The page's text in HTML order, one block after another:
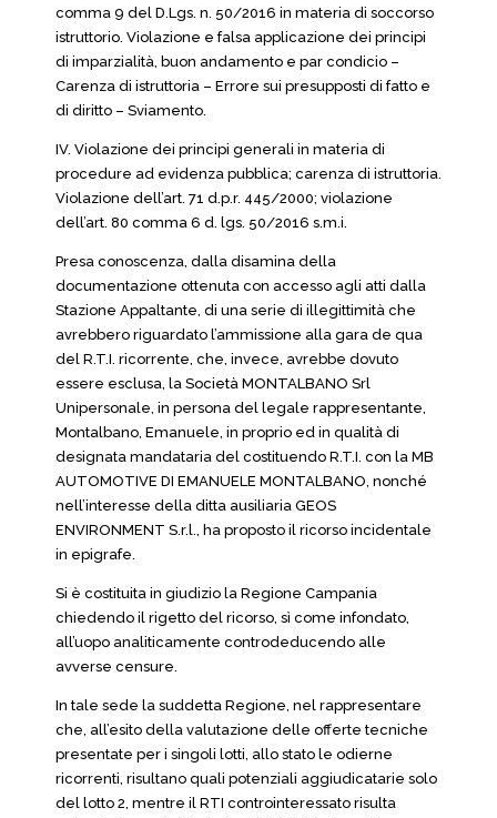
comma 9 del D.Lgs. n. 50/2016 in materia di soccorso
istruttorio. Violazione e falsa applicazione dei principi
di imparzialità, buon andamento e par condicio –
Carenza di istruttoria – Errore sui presupposti di fatto e
di diritto – Sviamento.
IV. Violazione dei principi generali in materia di
procedure ad evidenza pubblica; carenza di istruttoria.
Violazione dell’art. 71 d.p.r. 445/2000; violazione
dell’art. 80 comma 6 d. lgs. 50/2016 s.m.i.
Presa conoscenza, dalla disamina della
documentazione ottenuta con accesso agli atti dalla
Stazione Appaltante, di una serie di illegittimità che
avrebbero riguardato l’ammissione alla gara de qua
del R.T.I. ricorrente, che, invece, avrebbe dovuto
essere esclusa, la Società MONTALBANO Srl
Unipersonale, in persona del legale rappresentante,
Montalbano, Emanuele, in proprio ed in qualità di
designata mandataria del costituendo R.T.I. con la MB
AUTOMOTIVE DI EMANUELE MONTALBANO, nonché
nell’interesse della ditta ausiliaria GEOS
ENVIRONMENT S.r.l., ha proposto il ricorso incidentale
in epigrafe.
Si è costituita in giudizio la Regione Campania
chiedendo il rigetto del ricorso, sì come infondato,
all’uopo analiticamente controdeducendo alle
avverse censure.
In tale sede la suddetta Regione, nel rappresentare
che, all’esito della valutazione delle offerte tecniche
presentate per i singoli lotti, allo stato le odierne
ricorrenti, risultano quali potenziali aggiudicatarie solo
del lotto 2, mentre il RTI controinteressato risulta